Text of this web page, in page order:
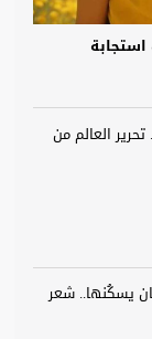
العالم من
يسكُنها.. شعر